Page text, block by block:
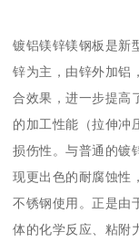
镀铝镁锌镁钢板是新
锌为主，由锌外加铝
合效果，进一步提高
的加工性能（拉伸冲
损伤性。与普通的镀
现更出色的耐腐蚀性
不锈钢使用。正是由
体的化学反应、粘附